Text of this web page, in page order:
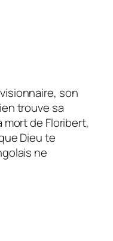
son
trouve sa
mort de Floribert,
Dieu te
ne